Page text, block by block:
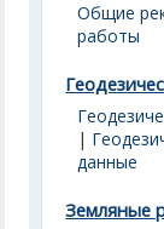
Общие
работы
|
данные
Земляные